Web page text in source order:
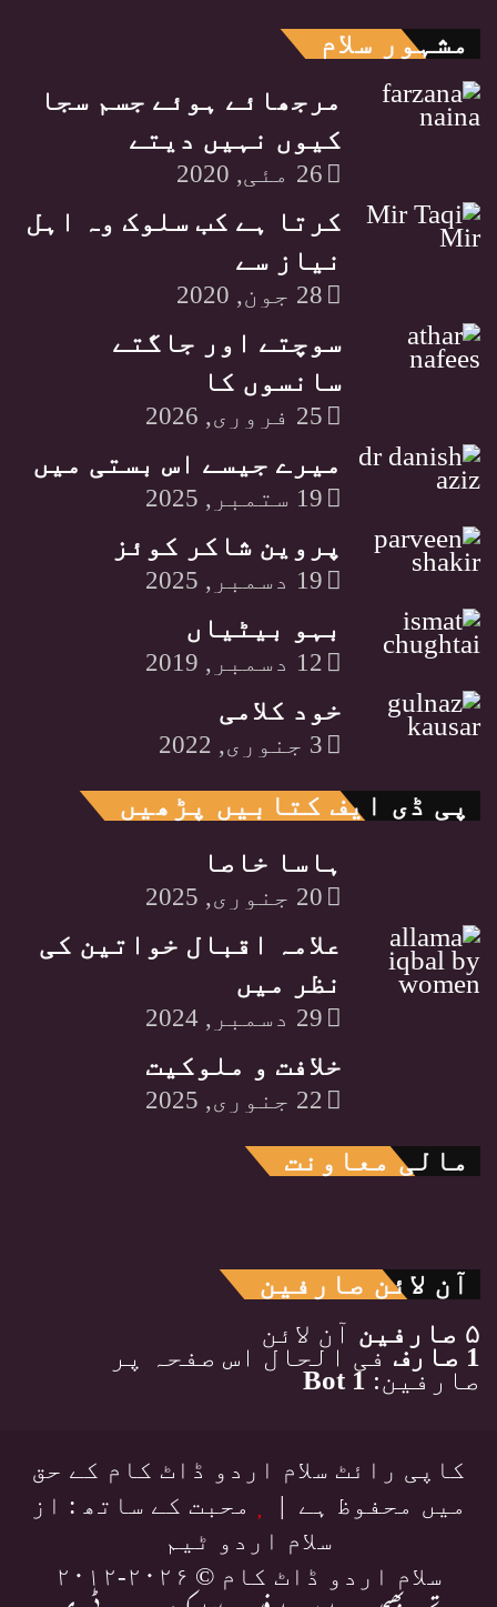
مشہور سلام
مرجھائے ہوئے جسم سجا
کیوں نہیں دیتے
26 مئی, 2020
کرتا ہے کب سلوک وہ اہل
نیاز سے
28 جون, 2020
سوچتے اور جاگتے
سانسوں کا
25 فروری, 2026
میرے جیسے اس بستی میں
19 ستمبر, 2025
پروین شاکر کوئز
19 دسمبر, 2025
بہو بیٹیاں
12 دسمبر, 2019
خود کلامی
3 جنوری, 2022
پی ڈی ایف کتابیں پڑھیں
ہاسا خاصا
20 جنوری, 2025
علامہ اقبال خواتین کی
نظر میں
29 دسمبر, 2024
خلافت و ملوکیت
22 جنوری, 2025
مالی معاونت
آن لائن صارفین
۵ صارفین آن لائن
1 صارف فی الحال اس صفحہ پر
صارفین: 1 Bot
کاپی رائٹ سلام اردو ڈاٹ کام کے حق
میں محفوظ ہے |
محبت کے ساتھ : از
سلام اردو ٹیم
سلام اردو ڈاٹ کام © ۲۰۲۶-۲۰۱۲